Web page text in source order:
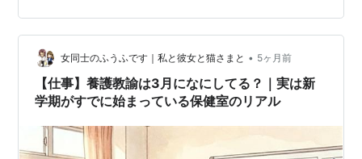
込んでいる子もいて、生理痛で苦しんでいる…
女同士のふうふです｜私と彼女と猫さまと • 5ヶ月前
【仕事】養護教諭は3月になにしてる？｜実は新
学期がすでに始まっている保健室のリアル